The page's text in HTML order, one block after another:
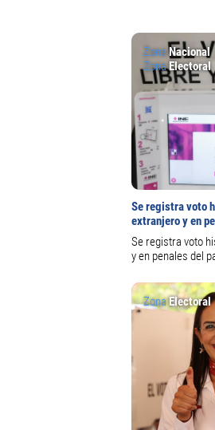
ZonaNacional
ZonaElectoral
Se registra voto
extranjero y en
Se registra voto
y en penales del
ZonaElectoral